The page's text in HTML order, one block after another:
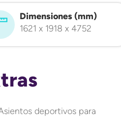
Dimensiones (mm)
1621 x 1918 x 4752
deportivos para